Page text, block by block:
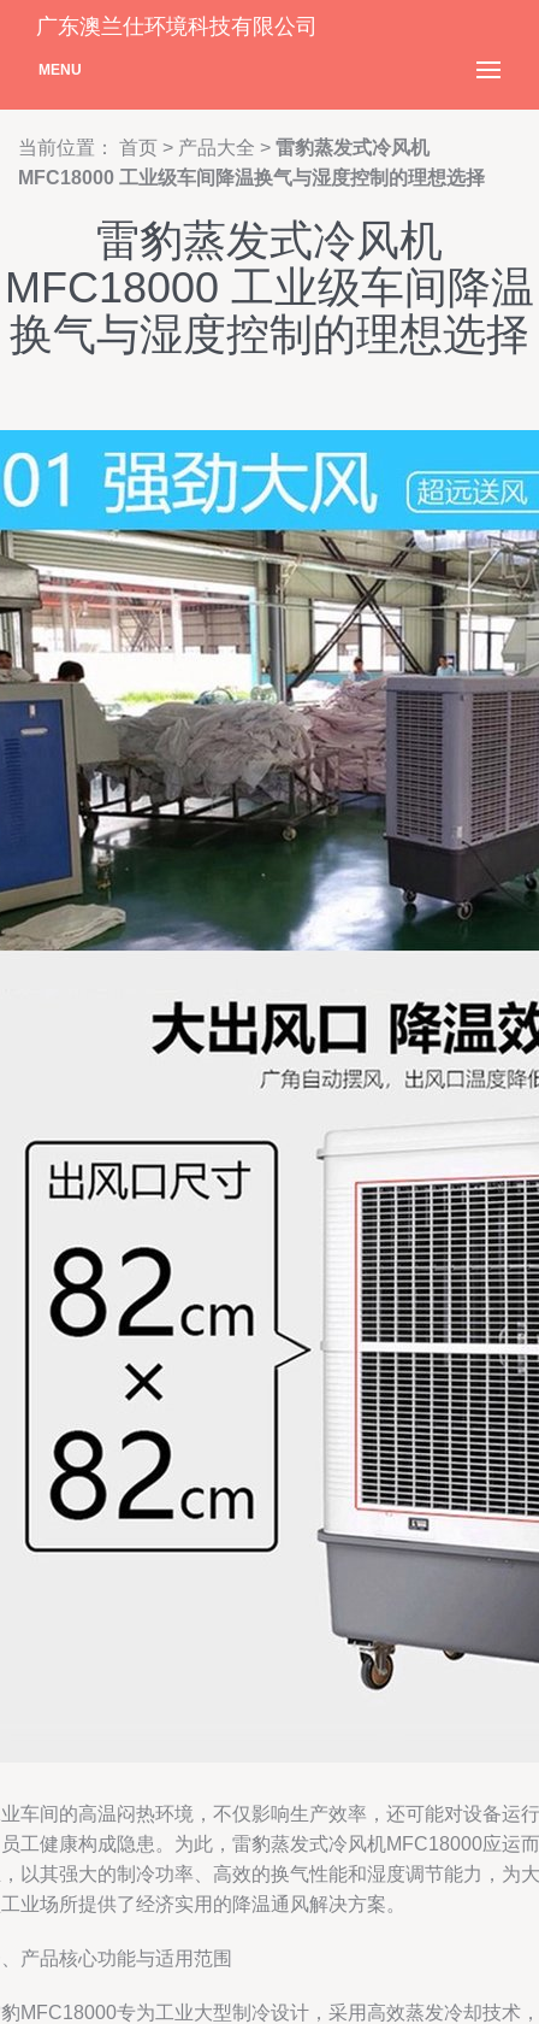
广东澳兰仕环境科技有限公司
MENU
当前位置： 首页 > 产品大全 > 雷豹蒸发式冷风机
MFC18000 工业级车间降温换气与湿度控制的理想选择
雷豹蒸发式冷风机
MFC18000 工业级车间降温
换气与湿度控制的理想选择
车间的高温闷热环境，不仅影响生产效率，还可能对设备运行
工健康构成隐患。为此，雷豹蒸发式冷风机MFC18000应运而
以其强大的制冷功率、高效的换气性能和湿度调节能力，为大
业场所提供了经济实用的降温通风解决方案。
产品核心功能与适用范围
MFC18000专为工业大型制冷设计，采用高效蒸发冷却技术，